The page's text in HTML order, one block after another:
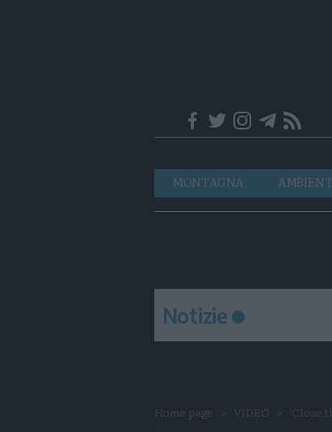
Navigazione
principale
MONTAGNA
Notizie
Home page VIDEO 'Close